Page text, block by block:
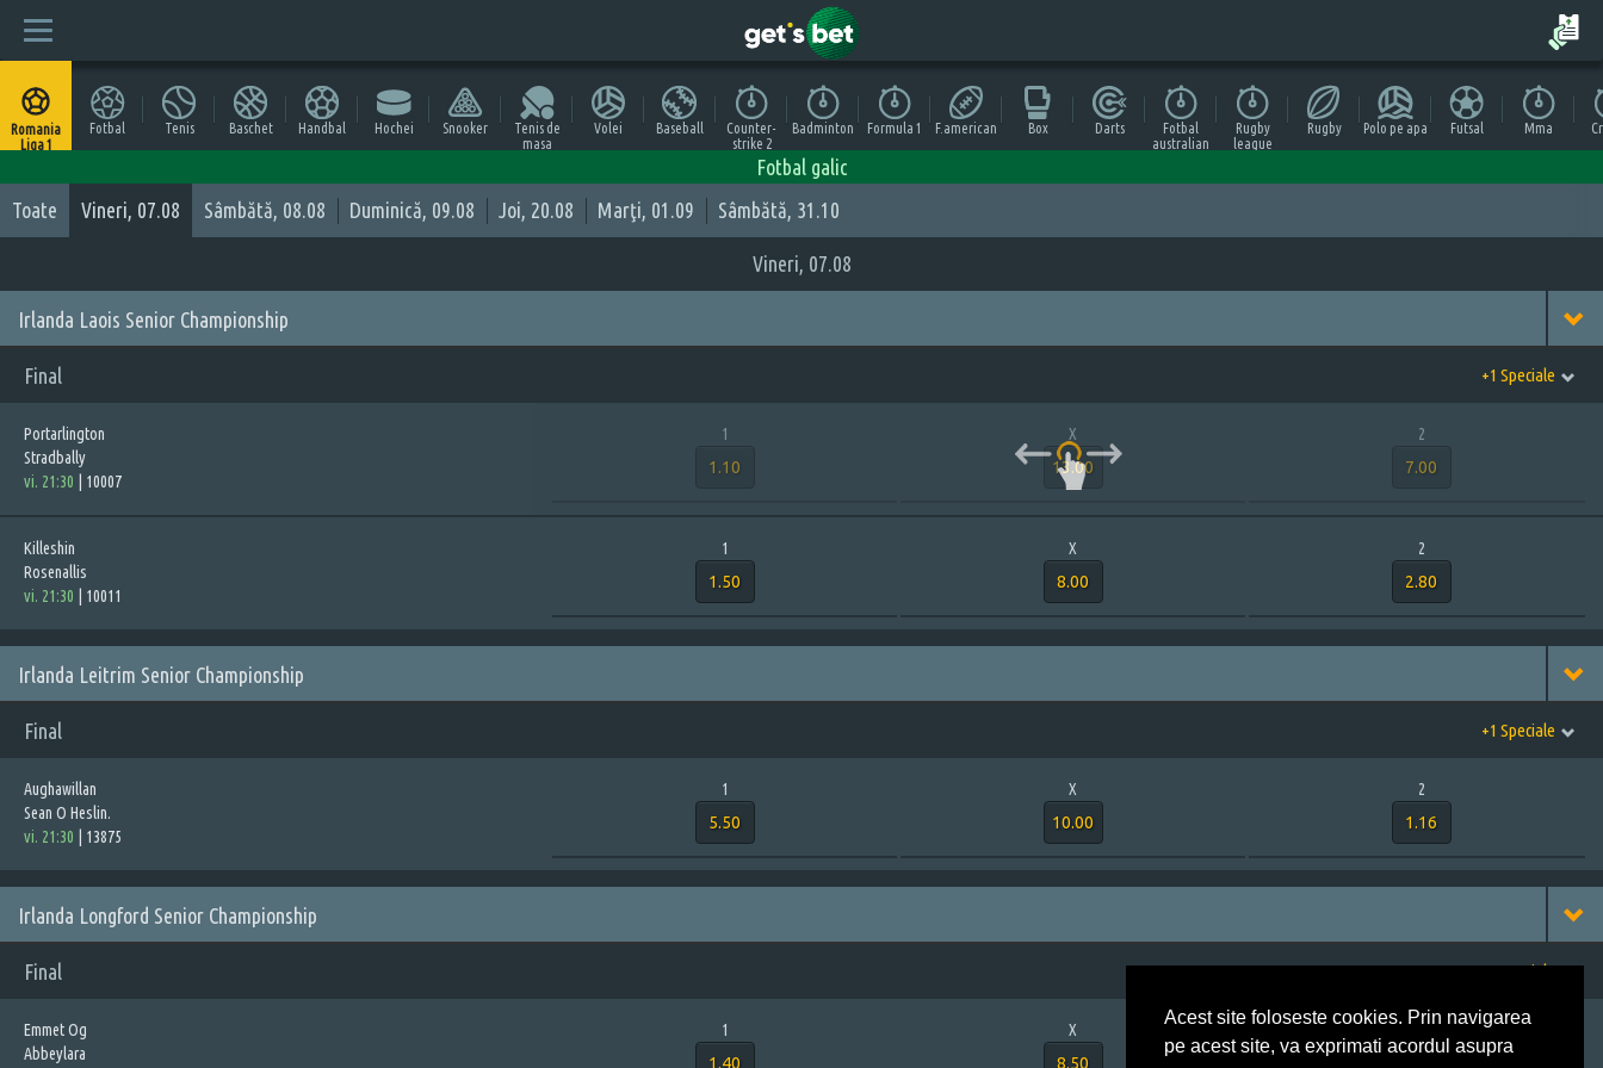
Acest site foloseste cookies. Prin navigarea
pe acest site, va exprimati acordul asupra
Romania
Liga 1
Fotbal Tenis Baschet Handbal Hochei Snooker
Tenis de
masa
Volei Baseball
Counter-
strike 2
Badminton Formula 1 F.american Box Darts
Fotbal
australian
Rugby
league
Rugby Polo pe apa Futsal Mma
Fotbal galic
Toate
Vineri, 07.08 Sâmbătă, 08.08 Duminică, 09.08 Joi, 20.08 Marţi, 01.09 Sâmbătă, 31.10
Vineri, 07.08
Irlanda Laois Senior Championship
Final +1 Speciale
Portarlington
Stradbally
vi. 21:30
10007
1
1.10
X
13.00
2
7.00
Killeshin
Rosenallis
vi. 21:30
10011
1
1.50
X
8.00
2
2.80
Irlanda Leitrim Senior Championship
Final +1 Speciale
Aughawillan
Sean O Heslin.
vi. 21:30
13875
1
5.50
X
10.00
2
1.16
Irlanda Longford Senior Championship
Final +1 Speciale
Emmet Og
Abbeylara
1
1.40
X
8.50
2